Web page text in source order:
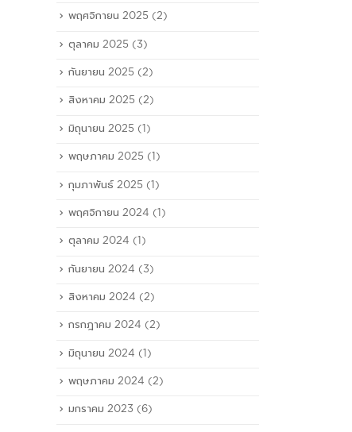
พฤศจิกายน 2025 (2)
ตุลาคม 2025 (3)
กันยายน 2025 (2)
สิงหาคม 2025 (2)
มิถุนายน 2025 (1)
พฤษภาคม 2025 (1)
กุมภาพันธ์ 2025 (1)
พฤศจิกายน 2024 (1)
ตุลาคม 2024 (1)
กันยายน 2024 (3)
สิงหาคม 2024 (2)
กรกฎาคม 2024 (2)
มิถุนายน 2024 (1)
พฤษภาคม 2024 (2)
มกราคม 2023 (6)